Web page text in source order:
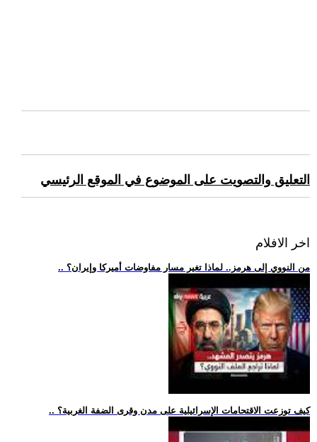
التعليق والتصويت على الموضوع في الموقع الرئيسي
اخر الافلام
.. من النووي إلى هرمز.. لماذا تغير مسار مفاوضات أميركا وإيران؟
.. كيف توزعت الاقتحامات الإسرائيلية على مدن وقرى الضفة الغربية؟